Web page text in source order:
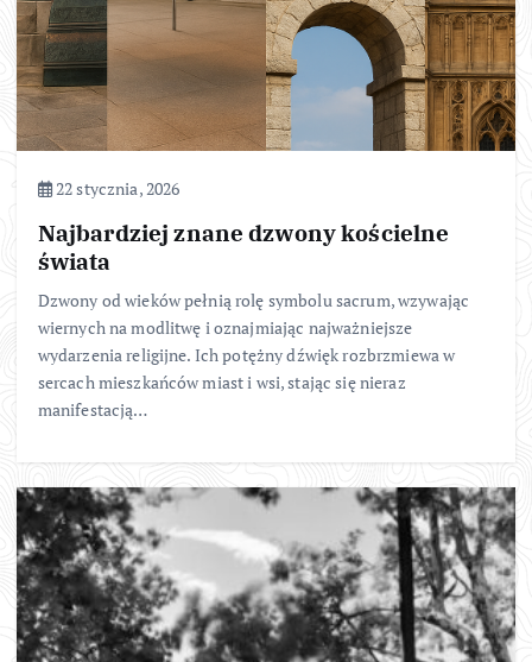
22 stycznia, 2026
Najbardziej znane dzwony kościelne
świata
Dzwony od wieków pełnią rolę symbolu sacrum, wzywając
wiernych na modlitwę i oznajmiając najważniejsze
wydarzenia religijne. Ich potężny dźwięk rozbrzmiewa w
sercach mieszkańców miast i wsi, stając się nieraz
manifestacją…